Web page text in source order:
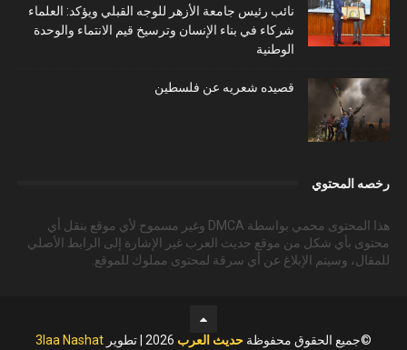
نائب رئيس جامعة الأزهر للوجه القبلي ويؤكد: العلماء
شركاء في بناء الإنسان وترسيخ قيم الانتماء والوحدة
الوطنية
قصيده شعريه عن فلسطين
رخصه المحتوي
هذا المحتوى محمي بواسطة DMCA وغير مسموح لأي موقع بنقل أي
محتوى بأي شكل من موقع حديث العرب غير الإشارة إلى الرابط الأصلي
للمقال، وسيتم الإبلاغ عن أي سرقة لمحتوى مملوك للموقع.
©جميع الحقوق محفوظة حديث العرب 2026 | تطوير 3laa Nashat